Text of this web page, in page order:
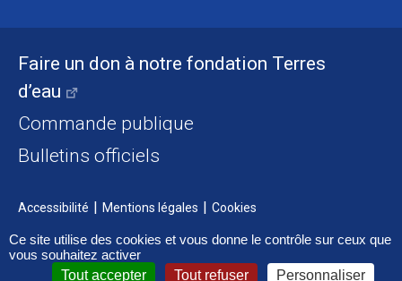
Faire un don à notre fondation Terres
d’eau
Commande publique
Bulletins officiels
Accessibilité Mentions légales Cookies
Ce site utilise des cookies et vous donne le contrôle sur ceux que
vous souhaitez activer
Tout accepter
Tout refuser Personnaliser